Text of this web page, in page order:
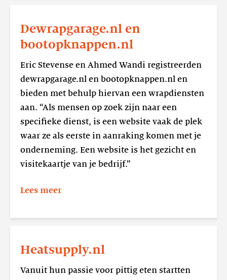
Dewrapgarage.nl en
bootopknappen.nl
Eric Stevense en Ahmed Wandi registreerden
dewrapgarage.nl en bootopknappen.nl en
bieden met behulp hiervan een wrapdiensten
aan. “Als mensen op zoek zijn naar een
specifieke dienst, is een website vaak de plek
waar ze als eerste in aanraking komen met je
onderneming. Een website is het gezicht en
visitekaartje van je bedrijf.”
Lees meer
meer
Dewrapgarage.nl
bootopknappen.nl
Heatsupply.nl
Vanuit hun passie voor pittig eten startten
meer